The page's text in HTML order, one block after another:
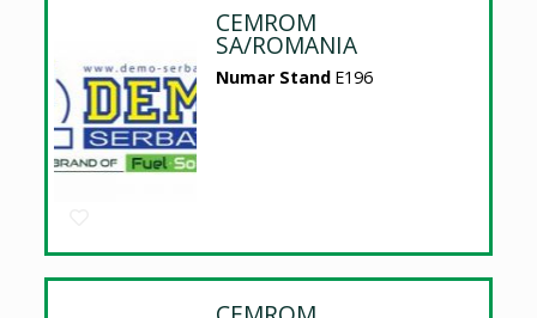
CEMROM
SA/ROMANIA
Numar Stand E196